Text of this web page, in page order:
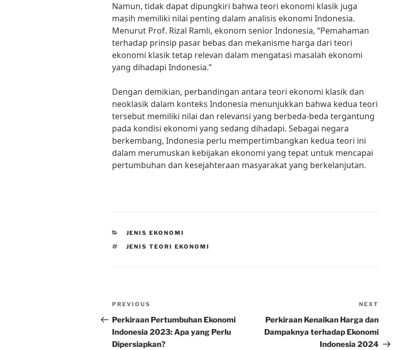
Namun, tidak dapat dipungkiri bahwa teori ekonomi klasik juga
masih memiliki nilai penting dalam analisis ekonomi Indonesia.
Menurut Prof. Rizal Ramli, ekonom senior Indonesia, “Pemahaman
terhadap prinsip pasar bebas dan mekanisme harga dari teori
ekonomi klasik tetap relevan dalam mengatasi masalah ekonomi
yang dihadapi Indonesia.”
Dengan demikian, perbandingan antara teori ekonomi klasik dan
neoklasik dalam konteks Indonesia menunjukkan bahwa kedua teori
tersebut memiliki nilai dan relevansi yang berbeda-beda tergantung
pada kondisi ekonomi yang sedang dihadapi. Sebagai negara
berkembang, Indonesia perlu mempertimbangkan kedua teori ini
dalam merumuskan kebijakan ekonomi yang tepat untuk mencapai
pertumbuhan dan kesejahteraan masyarakat yang berkelanjutan.
CATEGORIES
JENIS EKONOMI
TAGS
JENIS TEORI EKONOMI
Post
navigation
Previous
Post
PREVIOUS
Perkiraan Pertumbuhan Ekonomi
Indonesia 2023: Apa yang Perlu
Dipersiapkan?
Post
NEXT
Perkiraan Kenaikan Harga dan
Dampaknya terhadap Ekonomi
Indonesia 2024